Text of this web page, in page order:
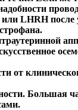
LHRH
от
Большая